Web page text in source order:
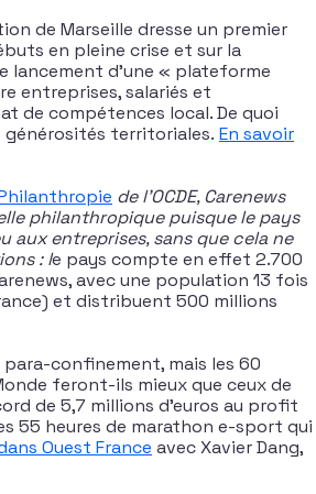
de Marseille dresse un premier
en pleine crise et sur la
lancement d’une « plateforme
entreprises, salariés et
de compétences local. De quoi
générosités territoriales. En savoir
de l’OCDE, Carenews
philanthropique puisque le pays
entreprises, sans que cela ne
: le pays compte en effet 2.700
avec une population 13 fois
et distribuent 500 millions
confinement, mais les 60
feront-ils mieux que ceux de
de 5,7 millions d’euros au profit
55 heures de marathon e-sport qui
Ouest France avec Xavier Dang,